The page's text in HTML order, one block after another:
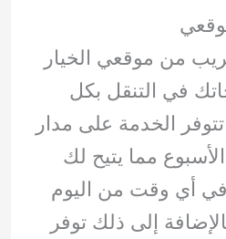
من موقعي الخيار
في التنقل بكل
الخدمة على مدار
مما يتيح لك
أي وقت من اليوم
إلى ذلك توفر